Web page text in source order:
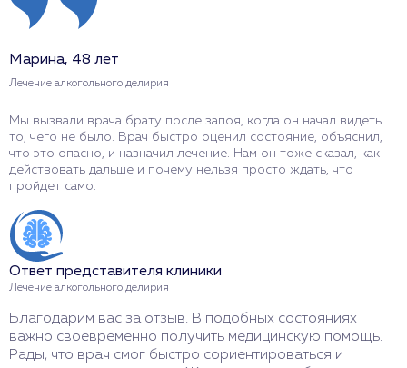
Марина, 48 лет
Лечение алкогольного делирия
Мы вызвали врача брату после запоя, когда он начал видеть
то, чего не было. Врач быстро оценил состояние, объяснил,
что это опасно, и назначил лечение. Нам он тоже сказал, как
действовать дальше и почему нельзя просто ждать, что
пройдет само.
Ответ представителя клиники
Лечение алкогольного делирия
Благодарим вас за отзыв. В подобных состояниях
важно своевременно получить медицинскую помощь.
Рады, что врач смог быстро сориентироваться и